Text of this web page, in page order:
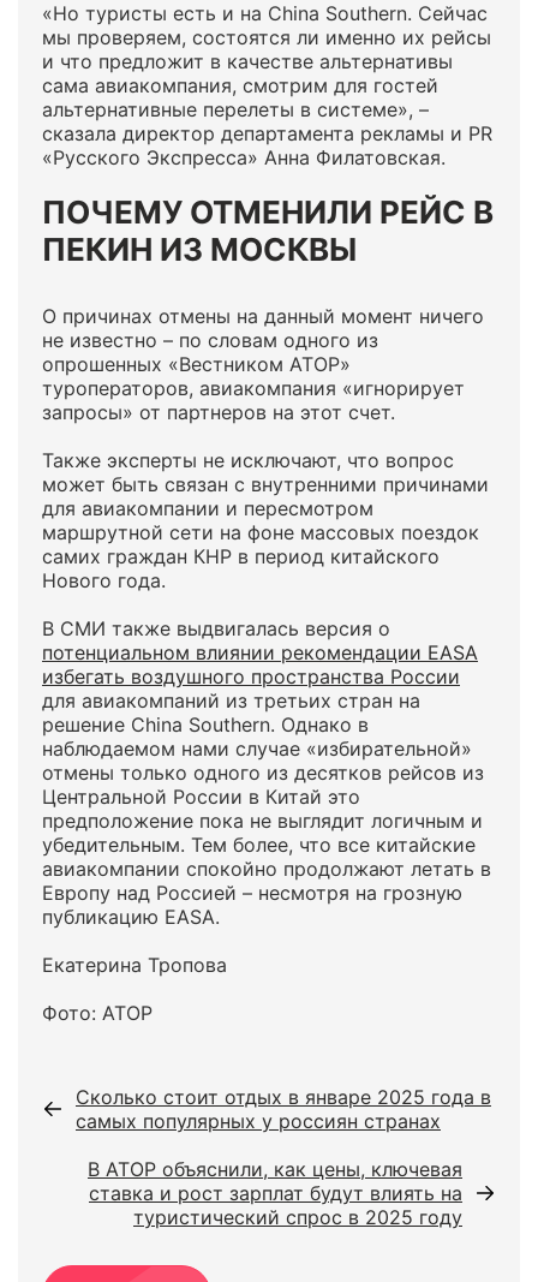
«Но туристы есть и на China Southern. Сейчас
мы проверяем, состоятся ли именно их рейсы
и что предложит в качестве альтернативы
сама авиакомпания, смотрим для гостей
альтернативные перелеты в системе», –
сказала директор департамента рекламы и PR
«Русского Экспресса» Анна Филатовская.
ПОЧЕМУ ОТМЕНИЛИ РЕЙС В
ПЕКИН ИЗ МОСКВЫ
О причинах отмены на данный момент ничего
не известно – по словам одного из
опрошенных «Вестником АТОР»
туроператоров, авиакомпания «игнорирует
запросы» от партнеров на этот счет.
Также эксперты не исключают, что вопрос
может быть связан с внутренними причинами
для авиакомпании и пересмотром
маршрутной сети на фоне массовых поездок
самих граждан КНР в период китайского
Нового года.
В СМИ также выдвигалась версия о
потенциальном влиянии рекомендации EASA
избегать воздушного пространства России
для авиакомпаний из третьих стран на
решение China Southern. Однако в
наблюдаемом нами случае «избирательной»
отмены только одного из десятков рейсов из
Центральной России в Китай это
предположение пока не выглядит логичным и
убедительным. Тем более, что все китайские
авиакомпании спокойно продолжают летать в
Европу над Россией – несмотря на грозную
публикацию EASA.
Екатерина Тропова
Фото: АТОР
Сколько стоит отдых в январе 2025 года в
самых популярных у россиян странах
В АТОР объяснили, как цены, ключевая
ставка и рост зарплат будут влиять на
туристический спрос в 2025 году